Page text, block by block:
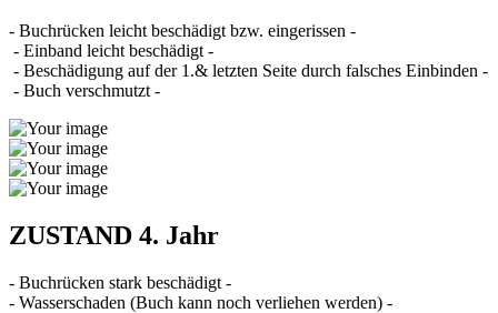
- Buchrücken leicht beschädigt bzw. eingerissen -
- Einband leicht beschädigt -
- Beschädigung auf der 1.& letzten Seite durch falsches Einbinden -
- Buch verschmutzt -
ZUSTAND 4. Jahr
- Buchrücken stark beschädigt -
- Wasserschaden (Buch kann noch verliehen werden) -